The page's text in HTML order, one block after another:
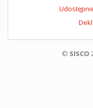
© SISCO